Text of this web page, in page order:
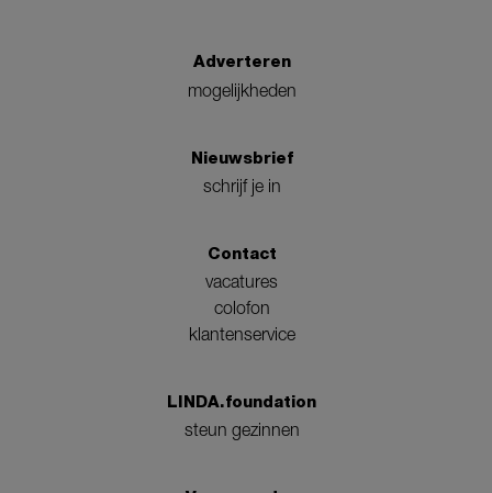
Adverteren
mogelijkheden
Nieuwsbrief
schrijf je in
Contact
vacatures
colofon
klantenservice
LINDA.foundation
steun gezinnen